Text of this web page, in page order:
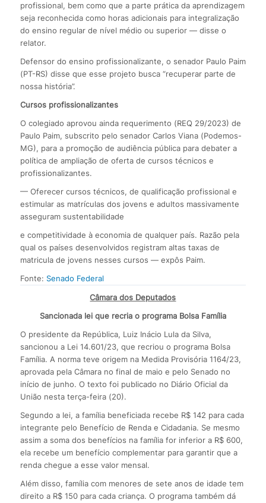
profissional, bem como que a parte prática da aprendizagem
seja reconhecida como horas adicionais para integralização
do ensino regular de nível médio ou superior — disse o
relator.
Defensor do ensino profissionalizante, o senador Paulo Paim
(PT-RS) disse que esse projeto busca “recuperar parte de
nossa história”.
Cursos profissionalizantes
O colegiado aprovou ainda requerimento (REQ 29/2023) de
Paulo Paim, subscrito pelo senador Carlos Viana (Podemos-
MG), para a promoção de audiência pública para debater a
política de ampliação de oferta de cursos técnicos e
profissionalizantes.
— Oferecer cursos técnicos, de qualificação profissional e
estimular as matrículas dos jovens e adultos massivamente
asseguram sustentabilidade
e competitividade à economia de qualquer país. Razão pela
qual os países desenvolvidos registram altas taxas de
matricula de jovens nesses cursos — expôs Paim.
Fonte: Senado Federal
Câmara dos Deputados
Sancionada lei que recria o programa Bolsa Família
O presidente da República, Luiz Inácio Lula da Silva,
sancionou a Lei 14.601/23, que recriou o programa Bolsa
Família. A norma teve origem na Medida Provisória 1164/23,
aprovada pela Câmara no final de maio e pelo Senado no
início de junho. O texto foi publicado no Diário Oficial da
União nesta terça-feira (20).
Segundo a lei, a família beneficiada recebe R$ 142 para cada
integrante pelo Benefício de Renda e Cidadania. Se mesmo
assim a soma dos benefícios na família for inferior a R$ 600,
ela recebe um benefício complementar para garantir que a
renda chegue a esse valor mensal.
Além disso, família com menores de sete anos de idade tem
direito a R$ 150 para cada criança. O programa também dá